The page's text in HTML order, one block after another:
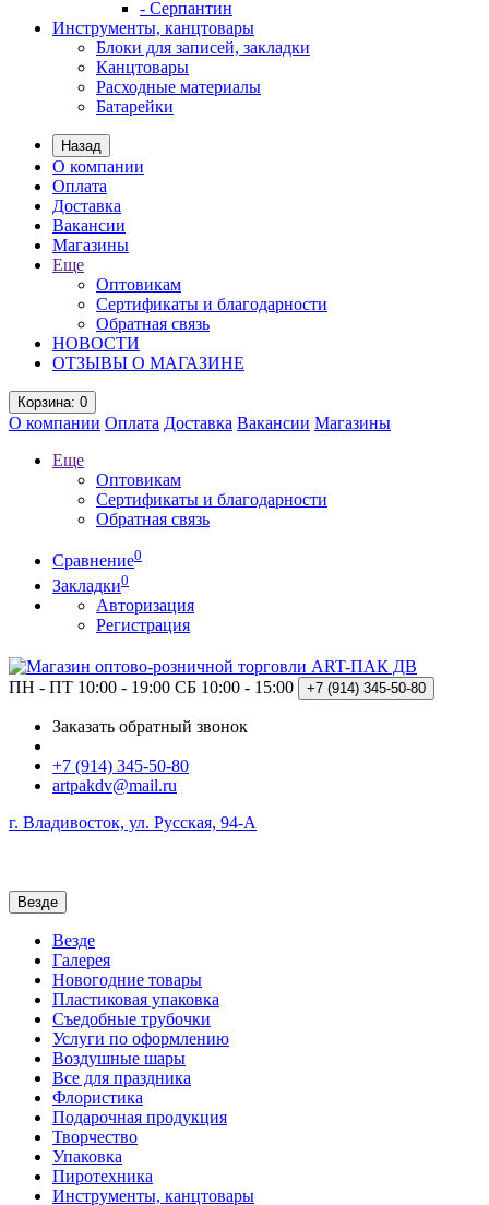
- Серпантин
Инструменты, канцтовары
Блоки для записей, закладки
Канцтовары
Расходные материалы
Батарейки
Назад
О компании
Оплата
Доставка
Вакансии
Магазины
Еще
Оптовикам
Сертификаты и благодарности
Обратная связь
НОВОСТИ
ОТЗЫВЫ О МАГАЗИНЕ
Корзина: 0
О компании Оплата Доставка Вакансии Магазины
Еще
Оптовикам
Сертификаты и благодарности
Обратная связь
Сравнение0
Закладки0
Авторизация
Регистрация
ПН - ПТ 10:00 - 19:00 СБ 10:00 - 15:00 +7 (914) 345-50-80
Заказать обратный звонок
+7 (914) 345-50-80
artpakdv@mail.ru
г. Владивосток, ул. Русская, 94-А
Везде
Везде
Галерея
Новогодние товары
Пластиковая упаковка
Съедобные трубочки
Услуги по оформлению
Воздушные шары
Все для праздника
Флористика
Подарочная продукция
Творчество
Упаковка
Пиротехника
Инструменты, канцтовары